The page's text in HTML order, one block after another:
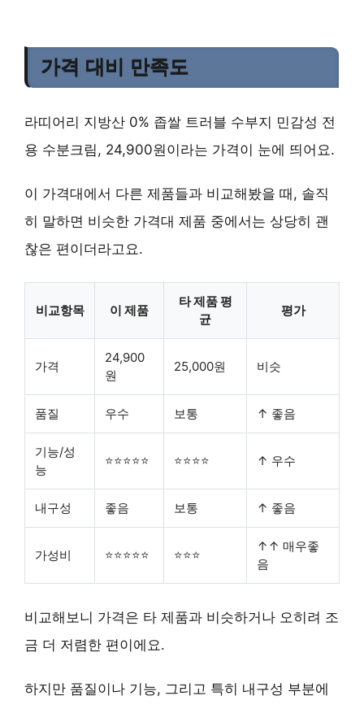
가격 대비 만족도
라띠어리 지방산 0% 좁쌀 트러블 수부지 민감성 전
용 수분크림, 24,900원이라는 가격이 눈에 띄어요.
이 가격대에서 다른 제품들과 비교해봤을 때, 솔직
히 말하면 비슷한 가격대 제품 중에서는 상당히 괜
찮은 편이더라고요.
비교항목 이 제품
타 제품 평
균
평가
가격
24,900
원
25,000원 비슷
품질 우수 보통 ↑ 좋음
기능/성
능
⭐⭐⭐⭐⭐ ⭐⭐⭐⭐ ↑ 우수
내구성 좋음 보통 ↑ 좋음
가성비 ⭐⭐⭐⭐⭐ ⭐⭐⭐
↑↑ 매우좋
음
비교해보니 가격은 타 제품과 비슷하거나 오히려 조
금 더 저렴한 편이에요.
하지만 품질이나 기능, 그리고 특히 내구성 부분에